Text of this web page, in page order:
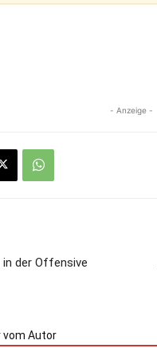
- Anzeige -
in der Offensive
vom Autor